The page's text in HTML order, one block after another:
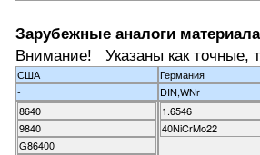
Зарубежные аналоги
Внимание! Указаны как точные,
США Германия
-
DIN,WNr
8640
9840
G86400
1.6546
40NiCrMo22